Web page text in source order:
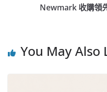
Newmark 收購領
You May Also